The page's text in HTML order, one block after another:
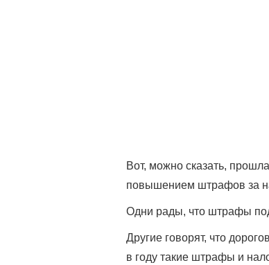
Вот, можно сказать,
повышением штрафов за
Одни рады, что штрафы
Другие говорят, что
в году такие штрафы и